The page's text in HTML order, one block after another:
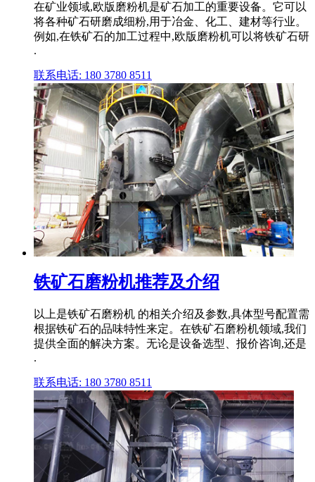
在矿业领域,欧版磨粉机是矿石加工的重要设备。它可以
将各种矿石研磨成细粉,用于冶金、化工、建材等行业。
例如,在铁矿石的加工过程中,欧版磨粉机可以将铁矿石研
.
联系电话: 180 3780 8511
铁矿石磨粉机推荐及介绍
以上是铁矿石磨粉机 的相关介绍及参数,具体型号配置需
根据铁矿石的品味特性来定。在铁矿石磨粉机领域,我们
提供全面的解决方案。无论是设备选型、报价咨询,还是
.
联系电话: 180 3780 8511